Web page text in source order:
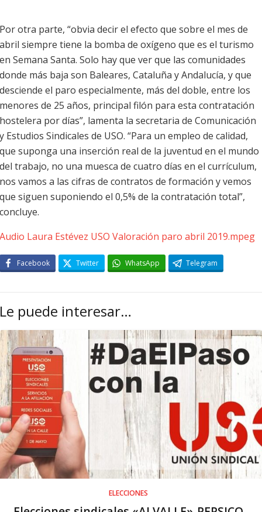
Por otra parte, “obvia decir el efecto que sobre el mes de
abril siempre tiene la bomba de oxígeno que es el turismo
en Semana Santa. Solo hay que ver que las comunidades
donde más baja son Baleares, Cataluña y Andalucía, y que
desciende el paro especialmente, más del doble, entre los
menores de 25 años, principal filón para esta contratación
hostelera por días”, lamenta la secretaria de Comunicación
y Estudios Sindicales de USO. “Para un empleo de calidad,
que suponga una inserción real de la juventud en el mundo
del trabajo, no una muesca de cuatro días en el currículum,
nos vamos a las cifras de contratos de formación y vemos
que siguen suponiendo el 0,5% de la contratación total”,
concluye.
Audio Laura Estévez USO Valoración paro abril 2019.mpeg
Facebook Twitter WhatsApp Telegram
Le puede interesar…
ELECCIONES